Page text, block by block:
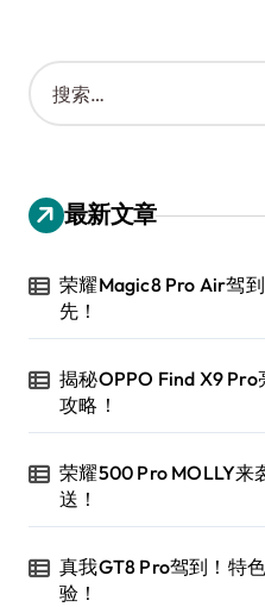
搜
索
：
最新文章
荣耀Magic8 Pro Air驾
先！
揭秘OPPO Find X9
攻略！
荣耀500 Pro MOLLY来
送！
真我GT8 Pro驾到！特
验！